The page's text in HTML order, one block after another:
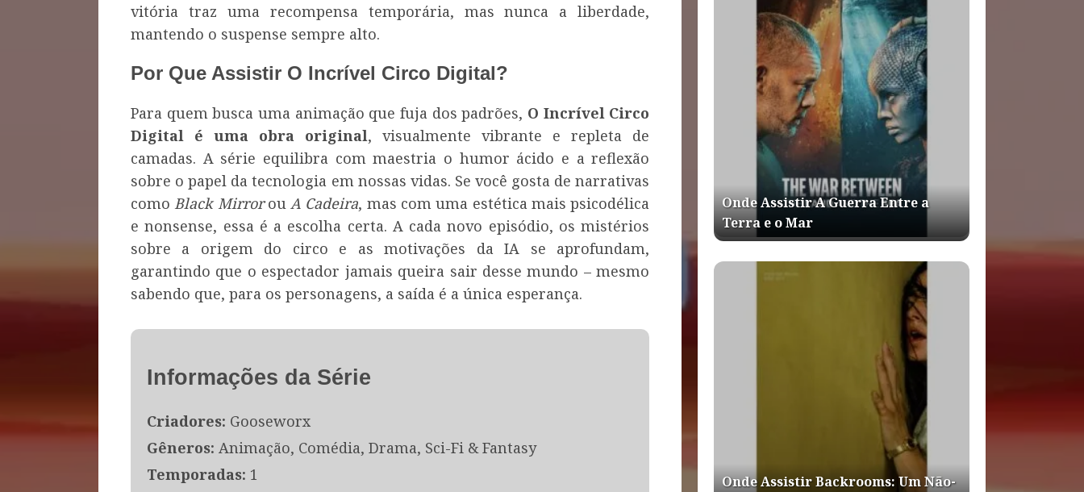
vitória traz uma recompensa temporária, mas nunca a liberdade,
mantendo o suspense sempre alto.
Por Que Assistir O Incrível Circo Digital?
Para quem busca uma animação que fuja dos padrões, O Incrível Circo
Digital é uma obra original, visualmente vibrante e repleta de
camadas. A série equilibra com maestria o humor ácido e a reflexão
sobre o papel da tecnologia em nossas vidas. Se você gosta de narrativas
comoBlack MirrorouA Cadeira, mas com uma estética mais psicodélica
e nonsense, essa é a escolha certa. A cada novo episódio, os mistérios
sobre a origem do circo e as motivações da IA se aprofundam,
garantindo que o espectador jamais queira sair desse mundo – mesmo
sabendo que, para os personagens, a saída é a única esperança.
Informações da Série
Criadores: Gooseworx
Gêneros: Animação, Comédia, Drama, Sci-Fi & Fantasy
Temporadas: 1
Onde Assistir A Guerra Entre a
Terra e o Mar
Onde Assistir Backrooms: Um Não-